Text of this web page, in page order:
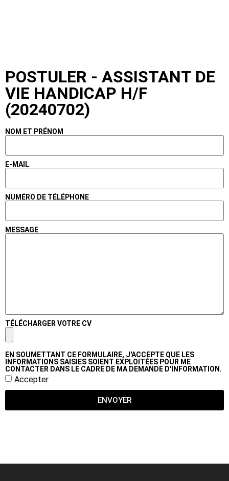
POSTULER - ASSISTANT DE
VIE HANDICAP H/F
(20240702)
NOM ET PRÉNOM
E-MAIL
NUMÉRO DE TÉLÉPHONE
MESSAGE
TÉLÉCHARGER VOTRE CV
EN SOUMETTANT CE FORMULAIRE, J'ACCEPTE QUE LES
INFORMATIONS SAISIES SOIENT EXPLOITÉES POUR ME
CONTACTER DANS LE CADRE DE MA DEMANDE D'INFORMATION.
Accepter
ENVOYER